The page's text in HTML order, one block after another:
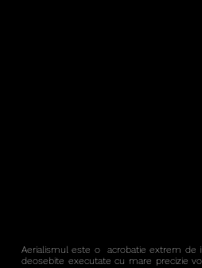
Aerialismul este o acrobatie extrem de
deosebite executate cu mare precizie